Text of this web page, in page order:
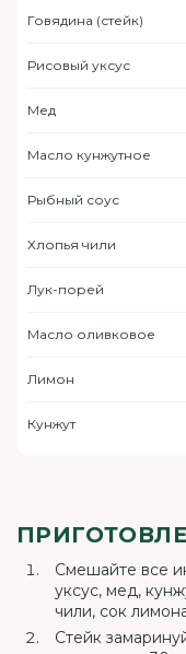
Говядина (стейк)
Рисовый уксус
Мед
Масло кунжутное
Рыбный соус
Хлопья чили
Лук-порей
Масло оливковое
Лимон
Кунжут
Смешайте все
уксус, мед,
чили, сок
Стейк